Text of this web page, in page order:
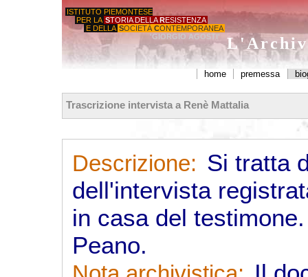
ISTITUTO PIEMONTESE
PER LA STORIA DELLA RESISTENZA
E DELLA SOCIETÀ CONTEMPORANEA
'GIORGIO AGOSTI'
home premessa
Trascrizione intervista a Renè Mattalia
Descrizione: Si tratta
dell'intervista
in casa del
Peano.